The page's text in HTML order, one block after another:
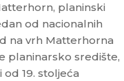
planinski
od nacionalnih
na vrh Matterhorna
planinarsko središte,
19. stoljeća